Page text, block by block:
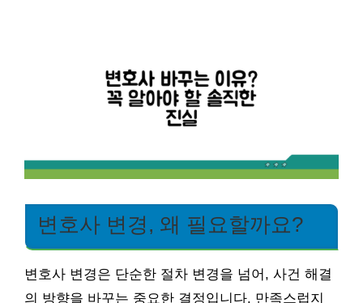
변호사 변경, 왜 필요할까요?
변호사 변경은 단순한 절차 변경을 넘어, 사건 해결
의 방향을 바꾸는 중요한 결정입니다. 만족스럽지